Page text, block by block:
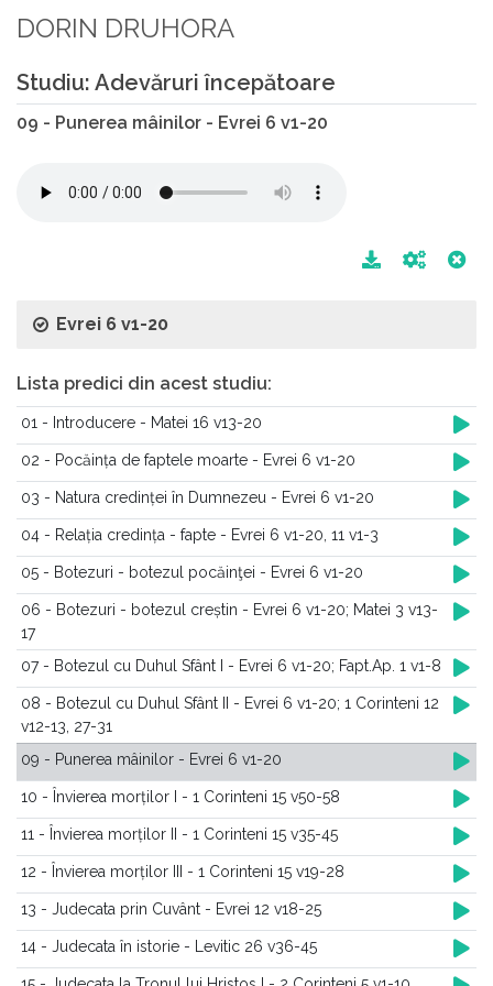
DORIN DRUHORA
Studiu: Adevăruri începătoare
09 - Punerea mâinilor - Evrei 6 v1-20
Evrei 6 v1-20
Lista predici din acest studiu:
01 - Introducere - Matei 16 v13-20
02 - Pocăința de faptele moarte - Evrei 6 v1-20
03 - Natura credinței în Dumnezeu - Evrei 6 v1-20
04 - Relația credința - fapte - Evrei 6 v1-20, 11 v1-3
05 - Botezuri - botezul pocăinţei - Evrei 6 v1-20
06 - Botezuri - botezul creștin - Evrei 6 v1-20; Matei 3 v13-
17
07 - Botezul cu Duhul Sfânt I - Evrei 6 v1-20; Fapt.Ap. 1 v1-8
08 - Botezul cu Duhul Sfânt II - Evrei 6 v1-20; 1 Corinteni 12
v12-13, 27-31
09 - Punerea mâinilor - Evrei 6 v1-20
10 - Învierea morților I - 1 Corinteni 15 v50-58
11 - Învierea morților II - 1 Corinteni 15 v35-45
12 - Învierea morților III - 1 Corinteni 15 v19-28
13 - Judecata prin Cuvânt - Evrei 12 v18-25
14 - Judecata în istorie - Levitic 26 v36-45